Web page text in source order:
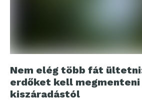
Nem elég több fát
erdőket kell megmenteni
kiszáradástól